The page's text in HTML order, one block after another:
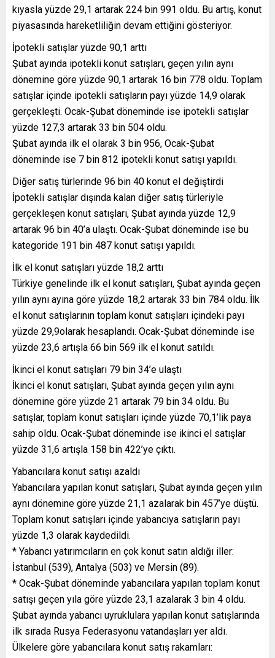
kıyasla yüzde 29,1 artarak 224 bin 991 oldu. Bu artış, konut
piyasasında hareketliliğin devam ettiğini gösteriyor.
İpotekli satışlar yüzde 90,1 arttı
Şubat ayında ipotekli konut satışları, geçen yılın aynı
dönemine göre yüzde 90,1 artarak 16 bin 778 oldu. Toplam
satışlar içinde ipotekli satışların payı yüzde 14,9 olarak
gerçekleşti. Ocak-Şubat döneminde ise ipotekli satışlar
yüzde 127,3 artarak 33 bin 504 oldu.
Şubat ayında ilk el olarak 3 bin 956, Ocak-Şubat
döneminde ise 7 bin 812 ipotekli konut satışı yapıldı.
Diğer satış türlerinde 96 bin 40 konut el değiştirdi
İpotekli satışlar dışında kalan diğer satış türleriyle
gerçekleşen konut satışları, Şubat ayında yüzde 12,9
artarak 96 bin 40’a ulaştı. Ocak-Şubat döneminde ise bu
kategoride 191 bin 487 konut satışı yapıldı.
İlk el konut satışları yüzde 18,2 arttı
Türkiye genelinde ilk el konut satışları, Şubat ayında geçen
yılın aynı ayına göre yüzde 18,2 artarak 33 bin 784 oldu. İlk
el konut satışlarının toplam konut satışları içindeki payı
yüzde 29,9olarak hesaplandı. Ocak-Şubat döneminde ise
yüzde 23,6 artışla 66 bin 569 ilk el konut satıldı.
İkinci el konut satışları 79 bin 34’e ulaştı
İkinci el konut satışları, Şubat ayında geçen yılın aynı
dönemine göre yüzde 21 artarak 79 bin 34 oldu. Bu
satışlar, toplam konut satışları içinde yüzde 70,1’lik paya
sahip oldu. Ocak-Şubat döneminde ise ikinci el satışlar
yüzde 31,6 artışla 158 bin 422’ye çıktı.
Yabancılara konut satışı azaldı
Yabancılara yapılan konut satışları, Şubat ayında geçen yılın
aynı dönemine göre yüzde 21,1 azalarak bin 457’ye düştü.
Toplam konut satışları içinde yabancıya satışların payı
yüzde 1,3 olarak kaydedildi.
* Yabancı yatırımcıların en çok konut satın aldığı iller:
İstanbul (539), Antalya (503) ve Mersin (89).
* Ocak-Şubat döneminde yabancılara yapılan toplam konut
satışı geçen yıla göre yüzde 23,1 azalarak 3 bin 4 oldu.
Şubat ayında yabancı uyruklulara yapılan konut satışlarında
ilk sırada Rusya Federasyonu vatandaşları yer aldı.
Ülkelere göre yabancılara konut satış rakamları: